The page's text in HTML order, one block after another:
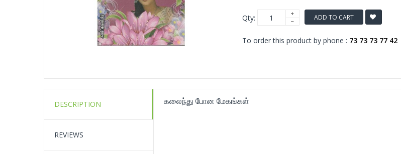
Qty: ADD TO CART
To order this product by phone : 73 73 73 77 42
DESCRIPTION
REVIEWS
கலைந்து போன மேகங்கள்